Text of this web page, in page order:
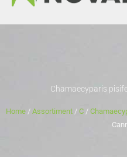
Chamaecyparis
Home / Assortiment / C /